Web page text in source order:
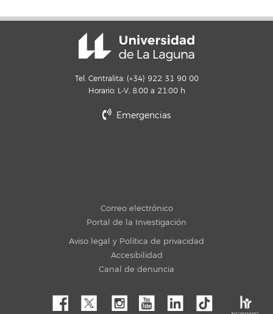
Tel. Centralita: (+34) 922 31 90 00
Horario: L-V, 8:00 a 21:00 h
Emergencias
Correo electrónico
Portal de la Investigación
Aviso legal y Política de privacidad
Accesibilidad
Canal de denuncia